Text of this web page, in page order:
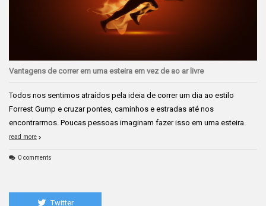
Vantagens de correr em uma esteira em vez de ao ar livre
Todos nos sentimos atraídos pela ideia de correr um dia ao estilo
Forrest Gump e cruzar pontes, caminhos e estradas até nos
encontrarmos. Poucas pessoas imaginam fazer isso em uma esteira.
read more
0 comments
Twitter